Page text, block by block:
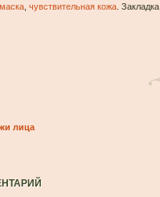
, чувствительная кожа. Закладка
лица